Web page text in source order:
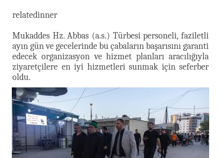
relatedinner
Mukaddes Hz. Abbas (a.s.) Türbesi personeli, faziletli
ayın gün ve gecelerinde bu çabaların başarısını garanti
edecek organizasyon ve hizmet planları aracılığıyla
ziyaretçilere en iyi hizmetleri sunmak için seferber
oldu.